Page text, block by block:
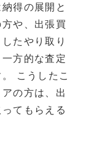
得の展開と
や、出張買
たやり取り
方的な査定
こうしたこ
の方は、出
てもらえる